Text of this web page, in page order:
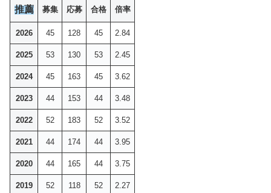
推薦 募集 応募 合格 倍率
2026 45 128 45 2.84
2025 53 130 53 2.45
2024 45 163 45 3.62
2023 44 153 44 3.48
2022 52 183 52 3.52
2021 44 174 44 3.95
2020 44 165 44 3.75
2019 52 118 52 2.27